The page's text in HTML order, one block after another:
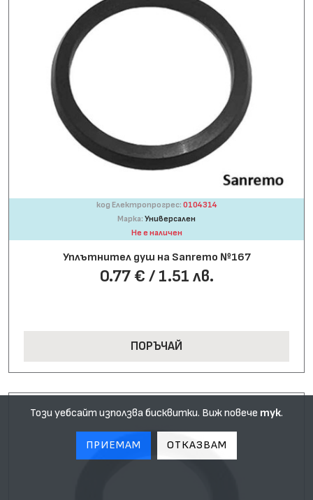
код Електропрогрес: 0104314
Марка: Универсален
Не е наличен
Уплътнител душ на Sanremo №167
0.77 € / 1.51 лв.
ПОРЪЧАЙ
Този уебсайт използва бисквитки. Виж повече тук.
ПРИЕМАМ ОТКАЗВАМ